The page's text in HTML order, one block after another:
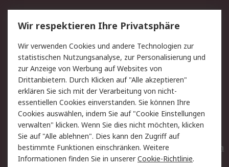
Service
Value Added Services
Lieferlösungen
Rücksendungen
Kontakt
Hilfe
Privatkunden
Rechtliches
AGB
Datenschutz
Cookie-Richtlinie
Zahlungsbedingungen
Copyright/Impressum
Entsorgung
Elektrogeräte/Batterien
Wir respektieren Ihre Privatsphäre
Wir verwenden Cookies und andere Technologien zur
statistischen Nutzungsanalyse, zur Personalisierung und
zur Anzeige von Werbung auf Websites von
Drittanbietern. Durch Klicken auf "Alle akzeptieren"
erklären Sie sich mit der Verarbeitung von nicht-
essentiellen Cookies einverstanden. Sie können Ihre
Cookies auswählen, indem Sie auf "Cookie Einstellungen
verwalten" klicken. Wenn Sie dies nicht möchten, klicken
Sie auf "Alle ablehnen". Dies kann den Zugriff auf
bestimmte Funktionen einschränken. Weitere
Informationen finden Sie in unsererCookie-Richtlinie.